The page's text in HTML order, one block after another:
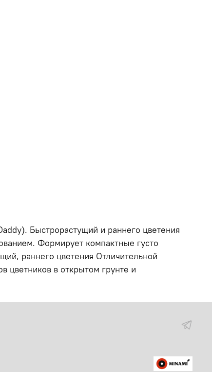
Быстрорастущий и раннего цветения
Формирует компактные густо
раннего цветения Отличительной
цветников в открытом грунте и